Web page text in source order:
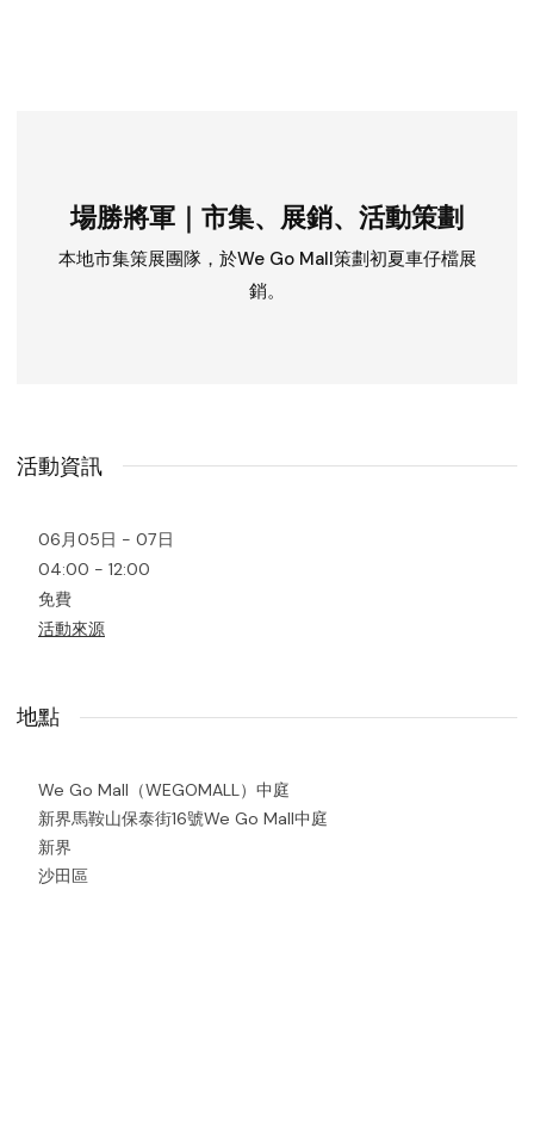
場勝將軍｜市集、展銷、活動策劃
本地市集策展團隊，於We Go Mall策劃初夏車仔檔展
銷。
活動資訊
06月05日 - 07日
04:00 - 12:00
免費
活動來源
地點
We Go Mall（WEGOMALL）中庭
新界馬鞍山保泰街16號We Go Mall中庭
新界
沙田區